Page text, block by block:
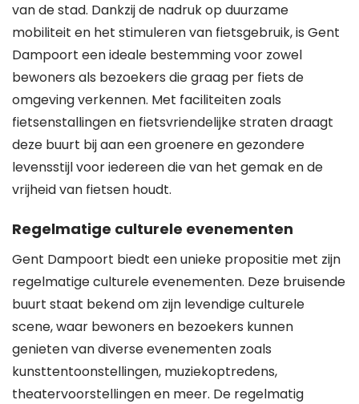
van de stad. Dankzij de nadruk op duurzame
mobiliteit en het stimuleren van fietsgebruik, is Gent
Dampoort een ideale bestemming voor zowel
bewoners als bezoekers die graag per fiets de
omgeving verkennen. Met faciliteiten zoals
fietsenstallingen en fietsvriendelijke straten draagt
deze buurt bij aan een groenere en gezondere
levensstijl voor iedereen die van het gemak en de
vrijheid van fietsen houdt.
Regelmatige culturele evenementen
Gent Dampoort biedt een unieke propositie met zijn
regelmatige culturele evenementen. Deze bruisende
buurt staat bekend om zijn levendige culturele
scene, waar bewoners en bezoekers kunnen
genieten van diverse evenementen zoals
kunsttentoonstellingen, muziekoptredens,
theatervoorstellingen en meer. De regelmatig